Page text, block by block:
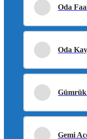
Oda
Oda
Gümrük
Gemi